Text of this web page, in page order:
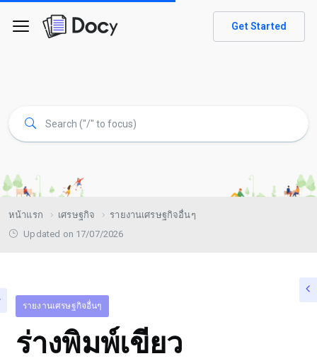
Get Started
หน้าแรก เศรษฐกิจ
รายงานเศรษฐกิจอื่นๆ
Updated on 17/07/2026
รายงานเศรษฐกิจอื่นๆ
ร่างพิมพ์เขียว